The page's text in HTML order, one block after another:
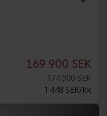
169 900 SEK
174 900 SEK
1 448 SEK/kk